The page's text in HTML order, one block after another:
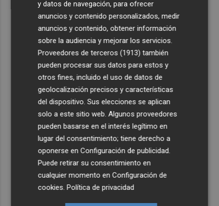
y datos de navegación, para ofrecer
anuncios y contenido personalizados, medir
anuncios y contenido, obtener información
sobre la audiencia y mejorar los servicios.
Proveedores de terceros (1913) también
pueden procesar sus datos para estos y
otros fines, incluido el uso de datos de
geolocalización precisos y características
del dispositivo. Sus elecciones se aplican
solo a este sitio web. Algunos proveedores
pueden basarse en el interés legítimo en
lugar del consentimiento; tiene derecho a
oponerse enConfiguración de publicidad
Puede retirar su consentimiento en
cualquier momento enConfiguración de
cookies .Política de privacidad